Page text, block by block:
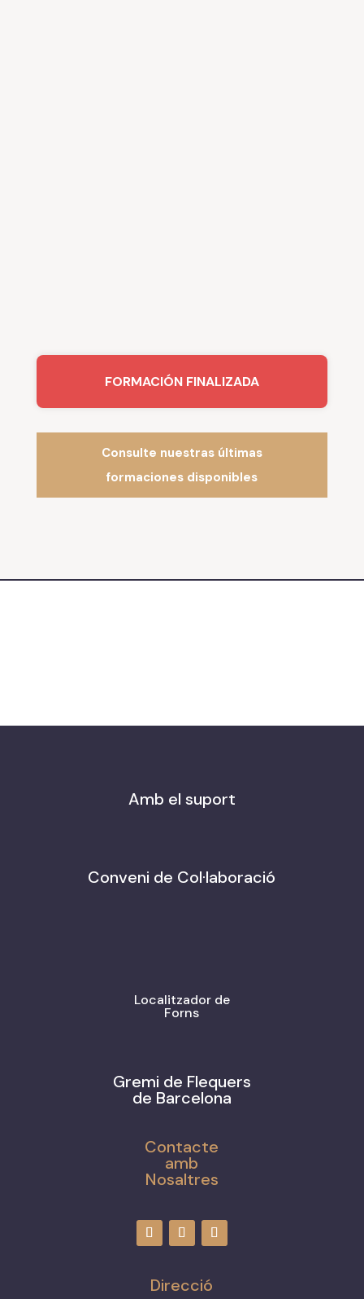
FORMACIÓN FINALIZADA
Consulte nuestras últimas
formaciones disponibles
Amb el suport
Conveni de Col·laboració
Localitzador de
Forns
Gremi de Flequers
de Barcelona
Contacte
amb
Nosaltres
Direcció